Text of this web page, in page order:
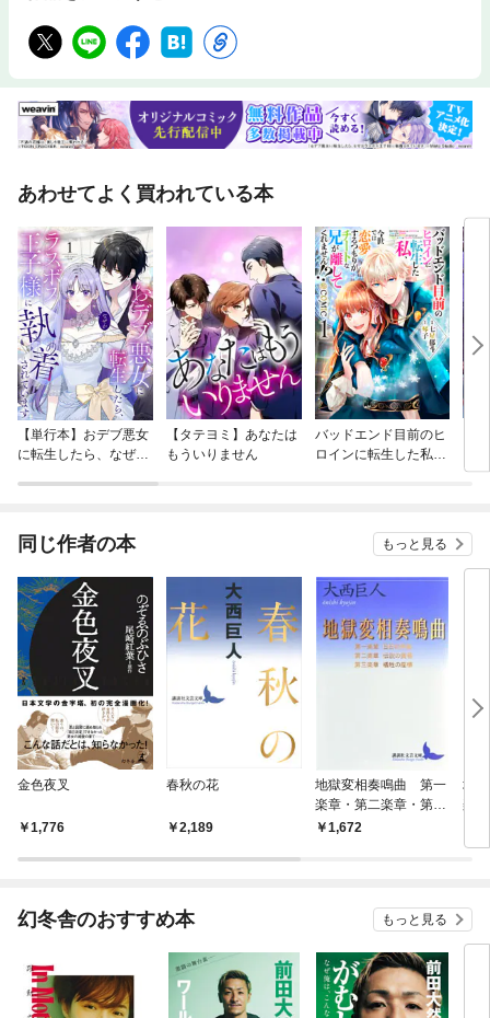
あわせてよく買われている本
【単行本】おデブ悪女
に転生したら、なぜか
【タテヨミ】あなたは
もういりません
バッドエンド目前のヒ
ロインに転生した私、
同じ作者の本 もっと見る
金色夜叉
1,776
春秋の花
2,189
地獄変相奏鳴曲 第一
楽章・第二楽章・第三
楽章1,672
地
楽章
幻冬舎のおすすめ本 もっと見る